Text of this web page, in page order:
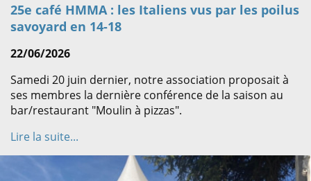
25e café HMMA : les Italiens vus par les poilus
savoyard en 14-18
22/06/2026
Samedi 20 juin dernier, notre association proposait à
ses membres la dernière conférence de la saison au
bar/restaurant "Moulin à pizzas".
Lire la suite...